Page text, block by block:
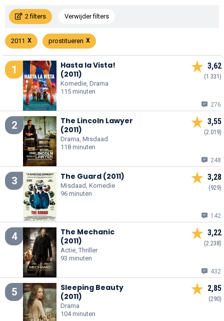
2 filters Verwijder filters
2011 prostitueren
1
Hasta la Vista!
(2011)
Komedie, Drama
115 minuten
3,62
(1.331)
276
2
The Lincoln Lawyer
(2011)
Drama, Misdaad
118 minuten
3,55
(2.019)
248
3 The Guard (2011)
Misdaad, Komedie
96 minuten
3,28
(929)
142
4
The Mechanic
(2011)
Actie, Thriller
93 minuten
3,22
(2.238)
432
5
Sleeping Beauty
(2011)
Drama
104 minuten
2,85
(290)